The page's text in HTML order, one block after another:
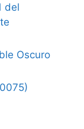
del
Oscuro